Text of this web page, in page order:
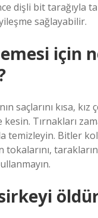
dişli bit tarağıyla
sağlayabilir.
için
saçlarını kısa, kız
kesin. Tırnakları
temizleyin. Bitler
tokalarını,